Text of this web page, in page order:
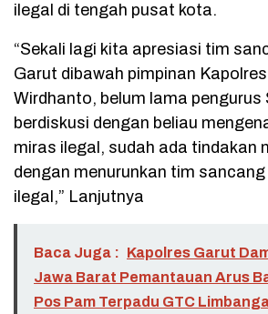
ilegal di tengah pusat kota.
“Sekali lagi kita apresiasi tim
Garut dibawah pimpinan
Wirdhanto, belum lama pengurus
berdiskusi dengan beliau
miras ilegal, sudah ada tindakan
dengan menurunkan tim
ilegal,” Lanjutnya
Baca Juga : Kapolres Garut
Jawa Barat Pemantauan Arus
Pos Pam Terpadu GTC